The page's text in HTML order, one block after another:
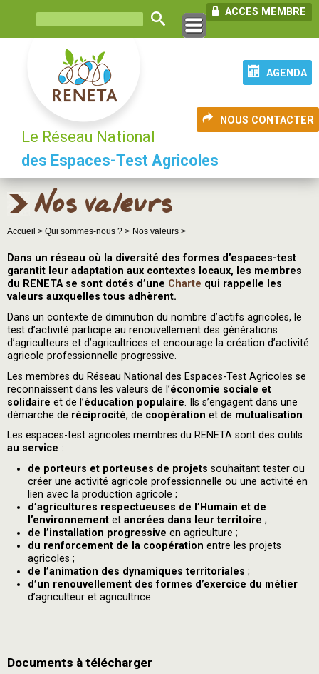
ACCES MEMBRE
AGENDA
NOUS CONTACTER
Le Réseau National
des Espaces-Test Agricoles
Nos valeurs
Accueil > Qui sommes-nous ? > Nos valeurs >
Dans un réseau où la diversité des formes d’espaces-test
garantit leur adaptation aux contextes locaux, les membres
du RENETA se sont dotés d’une Charte qui rappelle les
valeurs auxquelles tous adhèrent.
Dans un contexte de diminution du nombre d’actifs agricoles, le
test d’activité participe au renouvellement des générations
d’agriculteurs et d’agricultrices et encourage la création d’activité
agricole professionnelle progressive.
Les membres du Réseau National des Espaces-Test Agricoles se
reconnaissent dans les valeurs de l’économie sociale et
solidaire et de l’éducation populaire. Ils s’engagent dans une
démarche de réciprocité, de coopération et de mutualisation.
Les espaces-test agricoles membres du RENETA sont des outils
au service :
de porteurs et porteuses de projets souhaitant tester ou
créer une activité agricole professionnelle ou une activité en
lien avec la production agricole ;
d’agricultures respectueuses de l’Humain et de
l’environnementet ancrées dans leur territoire ;
de l’installation progressive en agriculture ;
du renforcement de la coopération entre les projets
agricoles ;
de l’animation des dynamiques territoriales ;
d’un renouvellement des formes d’exercice du métier
d’agriculteur et agricultrice.
Documents à télécharger